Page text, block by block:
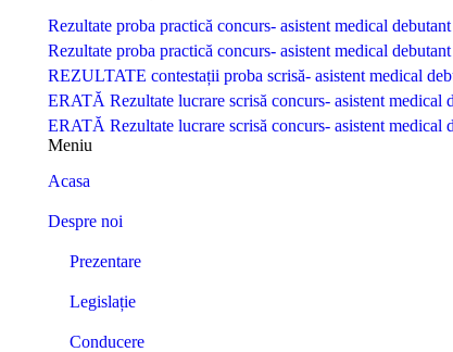
Rezultate proba practică concurs- asistent medical
Rezultate proba practică concurs- asistent medical
REZULTATE contestații proba scrisă- asistent medical
ERATĂ Rezultate lucrare scrisă concurs- asistent
ERATĂ Rezultate lucrare scrisă concurs- asistent
Meniu
Acasa
Despre noi
Prezentare
Legislație
Conducere